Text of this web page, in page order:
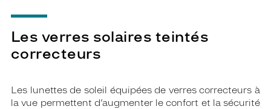
Les verres solaires teintés
correcteurs
Les lunettes de soleil équipées de verres correcteurs à
la vue permettent d’augmenter le confort et la sécurité